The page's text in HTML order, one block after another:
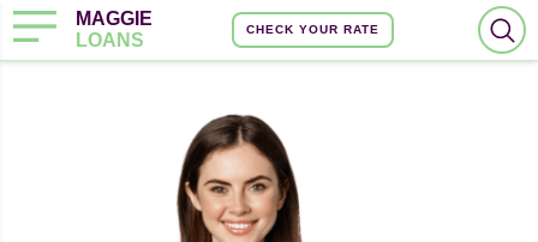
MAGGIE
LOANS
CHECK YOUR RATE